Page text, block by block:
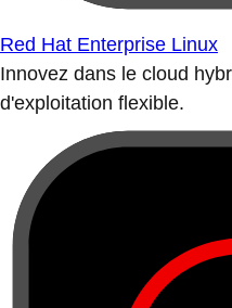
Red Hat Enterprise Linux
Innovez dans le cloud
d'exploitation flexible.